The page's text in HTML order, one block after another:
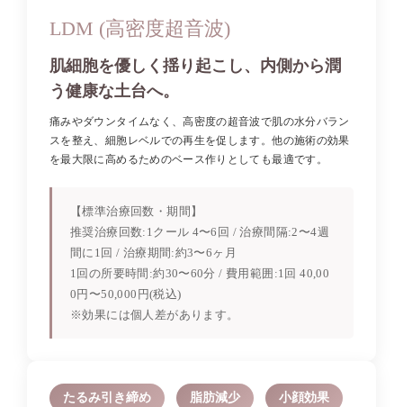
LDM (高密度超音波)
肌細胞を優しく揺り起こし、内側から潤
う健康な土台へ。
痛みやダウンタイムなく、高密度の超音波で肌の水分バラン
スを整え、細胞レベルでの再生を促します。他の施術の効果
を最大限に高めるためのベース作りとしても最適です。
【標準治療回数・期間】
推奨治療回数:1クール 4〜6回 / 治療間隔:2〜4週
間に1回 / 治療期間:約3〜6ヶ月
1回の所要時間:約30〜60分 / 費用範囲:1回 40,00
0円〜50,000円(税込)
※効果には個人差があります。
たるみ引き締め 脂肪減少 小顔効果